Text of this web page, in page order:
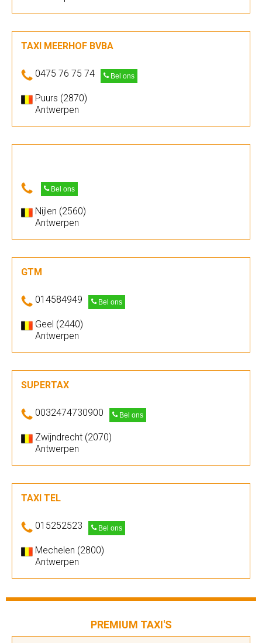
TAXI MEERHOF BVBA
0475 76 75 74 Bel ons
Puurs (2870)
Antwerpen
Bel ons
Nijlen (2560)
Antwerpen
GTM
014584949 Bel ons
Geel (2440)
Antwerpen
SUPERTAX
0032474730900 Bel ons
Zwijndrecht (2070)
Antwerpen
TAXI TEL
015252523 Bel ons
Mechelen (2800)
Antwerpen
PREMIUM TAXI'S